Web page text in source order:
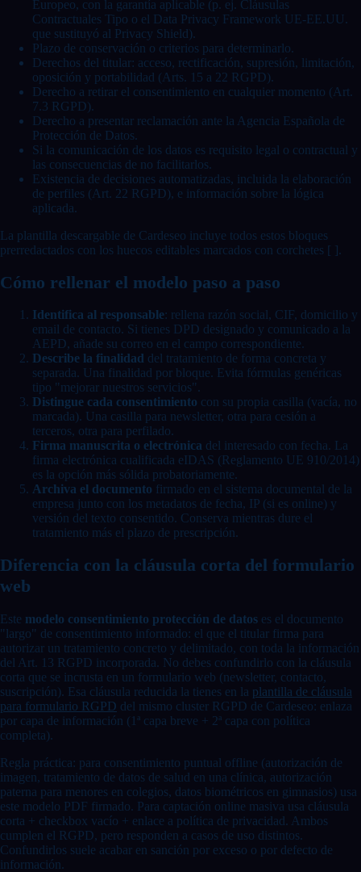
Europeo, con la garantía aplicable (p. ej. Cláusulas
Contractuales Tipo o el Data Privacy Framework UE-EE.UU.
que sustituyó al Privacy Shield).
Plazo de conservación o criterios para determinarlo.
Derechos del titular: acceso, rectificación, supresión, limitación,
oposición y portabilidad (Arts. 15 a 22 RGPD).
Derecho a retirar el consentimiento en cualquier momento (Art.
7.3 RGPD).
Derecho a presentar reclamación ante la Agencia Española de
Protección de Datos.
Si la comunicación de los datos es requisito legal o contractual y
las consecuencias de no facilitarlos.
Existencia de decisiones automatizadas, incluida la elaboración
de perfiles (Art. 22 RGPD), e información sobre la lógica
aplicada.
La plantilla descargable de Cardeseo incluye todos estos bloques
prerredactados con los huecos editables marcados con corchetes [ ].
Cómo rellenar el modelo paso a paso
Identifica al responsable: rellena razón social, CIF, domicilio y
email de contacto. Si tienes DPD designado y comunicado a la
AEPD, añade su correo en el campo correspondiente.
Describe la finalidad del tratamiento de forma concreta y
separada. Una finalidad por bloque. Evita fórmulas genéricas
tipo "mejorar nuestros servicios".
Distingue cada consentimiento con su propia casilla (vacía, no
marcada). Una casilla para newsletter, otra para cesión a
terceros, otra para perfilado.
Firma manuscrita o electrónica del interesado con fecha. La
firma electrónica cualificada eIDAS (Reglamento UE 910/2014)
es la opción más sólida probatoriamente.
Archiva el documento firmado en el sistema documental de la
empresa junto con los metadatos de fecha, IP (si es online) y
versión del texto consentido. Conserva mientras dure el
tratamiento más el plazo de prescripción.
Diferencia con la cláusula corta del formulario
web
Este modelo consentimiento protección de datos es el documento
"largo" de consentimiento informado: el que el titular firma para
autorizar un tratamiento concreto y delimitado, con toda la información
del Art. 13 RGPD incorporada. No debes confundirlo con la cláusula
corta que se incrusta en un formulario web (newsletter, contacto,
suscripción). Esa cláusula reducida la tienes en la plantilla de cláusula
para formulario RGPD del mismo cluster RGPD de Cardeseo: enlaza
por capa de información (1ª capa breve + 2ª capa con política
completa).
Regla práctica: para consentimiento puntual offline (autorización de
imagen, tratamiento de datos de salud en una clínica, autorización
paterna para menores en colegios, datos biométricos en gimnasios) usa
este modelo PDF firmado. Para captación online masiva usa cláusula
corta + checkbox vacío + enlace a política de privacidad. Ambos
cumplen el RGPD, pero responden a casos de uso distintos.
Confundirlos suele acabar en sanción por exceso o por defecto de
información.